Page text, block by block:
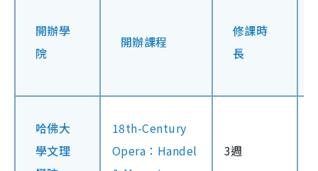
開辦學
院
開辦課程
修課時
長
哈佛大
學文理
18th-Century
Opera：Handel
3週